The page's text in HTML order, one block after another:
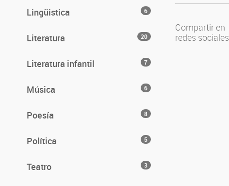
Lingüistica 6
Literatura 20
Literatura infantil 7
Música 6
Poesía 8
Política 5
Teatro 3
Compartir en
redes sociales